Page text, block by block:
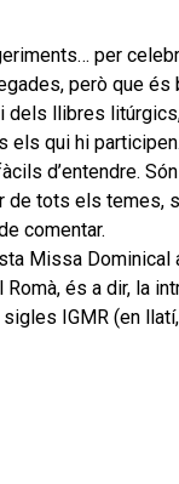
per
però que és
dels llibres
els qui hi
d’entendre.
tots els temes,
comentar.
Missa Dominical
és a dir, la
IGMR (en